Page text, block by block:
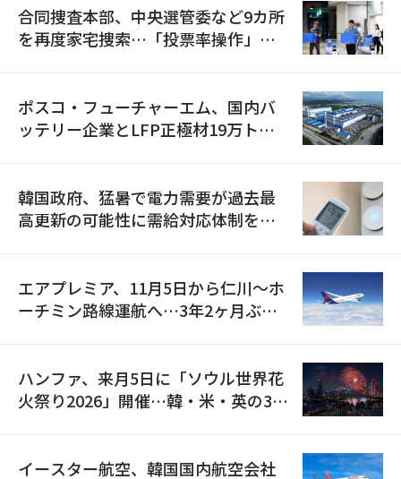
合同捜査本部、中央選管委など9カ所
を再度家宅捜索…「投票率操作」の
ポスコ・フューチャーエム、国内バ
ッテリー企業とLFP正極材19万トン
韓国政府、猛暑で電力需要が過去最
高更新の可能性に需給対応体制を点
エアプレミア、11月5日から仁川〜ホ
ーチミン路線運航へ…3年2ヶ月ぶり
ハンファ、来月5日に「ソウル世界花
火祭り2026」開催…韓・米・英の3カ
イースター航空、韓国国内航空会社